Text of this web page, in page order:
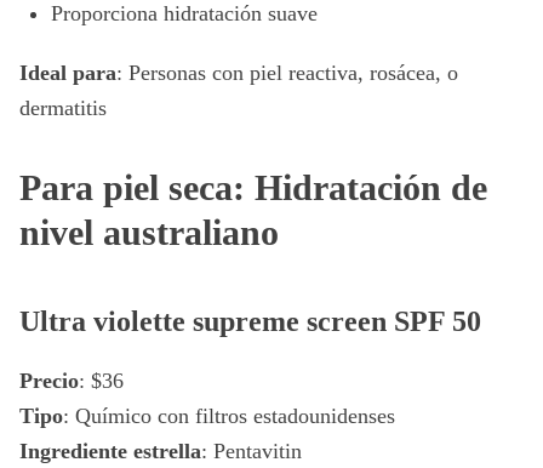
Proporciona hidratación suave
Ideal para: Personas con piel reactiva, rosácea, o
dermatitis
Para piel seca: Hidratación de
nivel australiano
Ultra violette supreme screen SPF 50
Precio: $36
Tipo: Químico con filtros estadounidenses
Ingrediente estrella: Pentavitin